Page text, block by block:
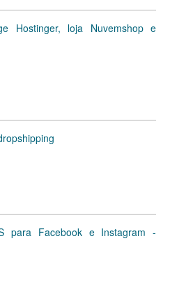
Hostinger, loja Nuvemshop e
para Facebook e Instagram -